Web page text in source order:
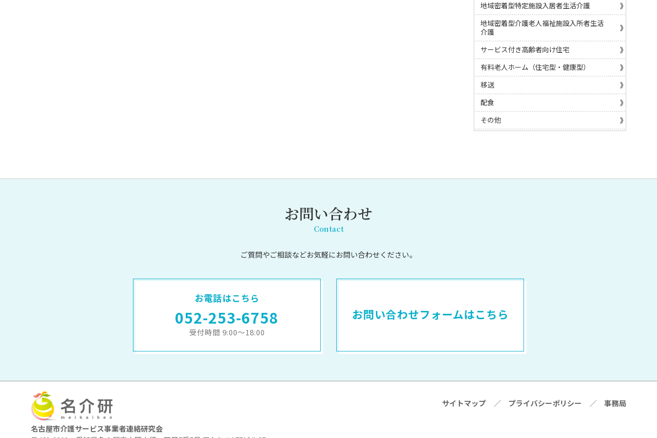
地域密着型特定施設入居者生活介護
地域密着型介護老人福祉施設入所者生活
介護
サービス付き高齢者向け住宅
有料老人ホーム（住宅型・健康型）
移送
配食
その他
お問い合わせ
Contact
ご質問やご相談などお気軽にお問い合わせください。
お電話はこちら
052-253-6758
受付時間 9:00～18:00
お問い合わせフォームはこちら
名古屋市介護サービス事業者連絡研究会
サイトマップ ／ プライバシーポリシー ／ 事務局